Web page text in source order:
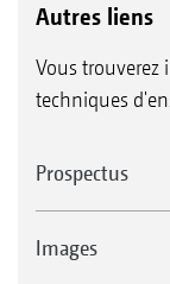
Autres liens
Vous trouverez
techniques
Prospectus
Images